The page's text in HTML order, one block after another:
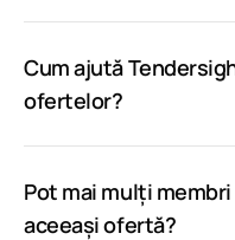
Cum ajută
ofertelor?
Pot mai mulți
aceeași ofertă?